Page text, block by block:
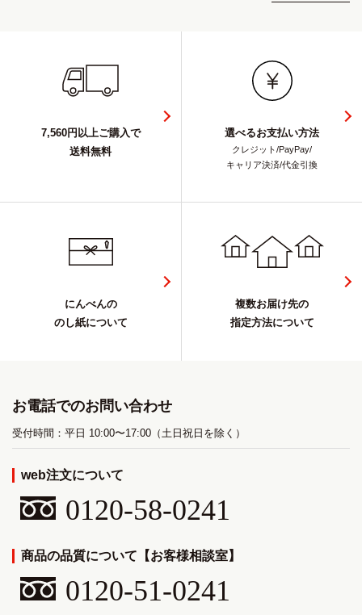
7,560円以上ご購入で
送料無料
選べるお支払い方法
クレジット/PayPay/
キャリア決済/代金引換
にんべんの
のし紙について
複数お届け先の
指定方法について
お電話でのお問い合わせ
受付時間：平日 10:00〜17:00（土日祝日を除く）
web注文について
0120-58-0241
商品の品質について【お客様相談室】
0120-51-0241